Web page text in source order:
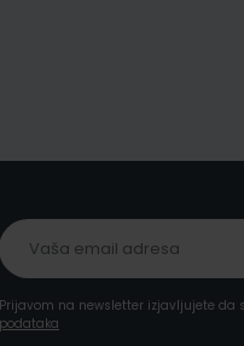
Prijavom na newsletter izjavljujete da
podataka